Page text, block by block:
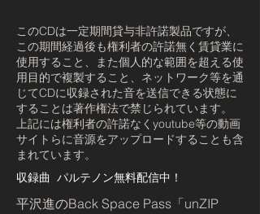
このCDは一定期間貸与非許諾製品ですが、
この期間経過後も権利者の許諾無く賃貸業に
使用すること、また個人的な範囲を超える使
用目的で複製すること、ネットワーク等を通
じてCDに収録された音を送信できる状態に
することは著作権法で禁じられています。
上記には権利者の許諾なくyoutube等の動画
サイトらに音源をアップロードすることも含
まれています。
収録曲 パルテノン無料配信中！
平沢進のBack Space Pass「unZIP